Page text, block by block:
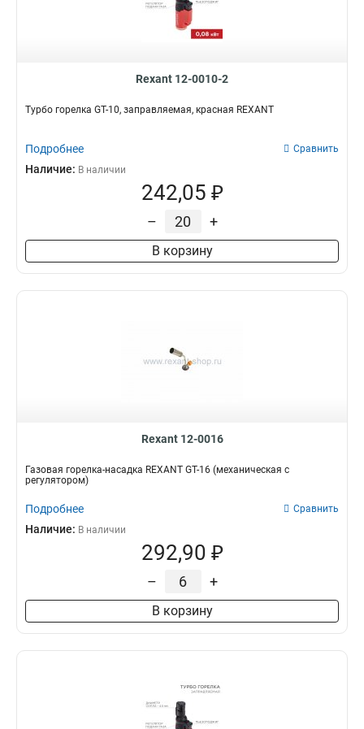
Rexant 12-0010-2
Турбо горелка GT-10, заправляемая, красная REXANT
Подробнее Сравнить
Наличие: В наличии
242,05 ₽
– +
В корзину
Rexant 12-0016
Газовая горелка-насадка REXANT GT-16 (механическая с
регулятором)
Подробнее Сравнить
Наличие: В наличии
292,90 ₽
– +
В корзину